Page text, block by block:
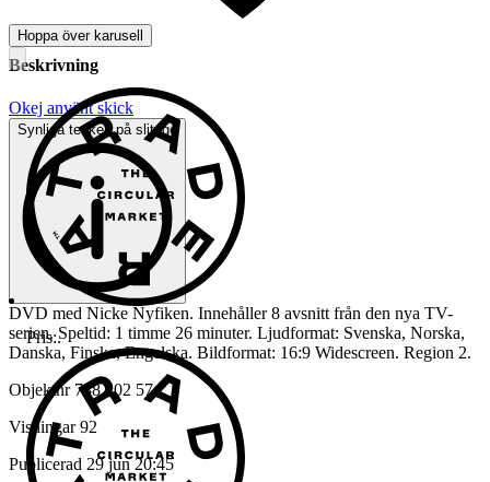
Beskrivning
Okej använt skick
Synliga tecken på slitage
DVD med Nicke Nyfiken. Innehåller 8 avsnitt från den nya TV-
serien. Speltid: 1 timme 26 minuter. Ljudformat: Svenska, Norska,
Danska, Finska, Engelska. Bildformat: 16:9 Widescreen. Region 2.
Objektnr 738 402 574
Visningar 92
Publicerad 29 jun 20:45
Hoppa över karusell
Pris:.